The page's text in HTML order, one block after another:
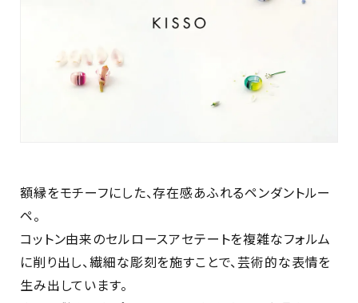
額縁をモチーフにした、存在感あふれるペンダントルー
ペ。
コットン由来のセルロースアセテートを複雑なフォルム
に削り出し、繊細な彫刻を施すことで、芸術的な表情を
生み出しています。